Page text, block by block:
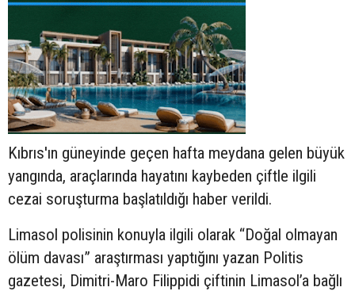
Kıbrıs'ın güneyinde geçen hafta meydana gelen büyük
yangında, araçlarında hayatını kaybeden çiftle ilgili
cezai soruşturma başlatıldığı haber verildi.
Limasol polisinin konuyla ilgili olarak “Doğal olmayan
ölüm davası” araştırması yaptığını yazan Politis
gazetesi, Dimitri-Maro Filippidi çiftinin Limasol’a bağlı